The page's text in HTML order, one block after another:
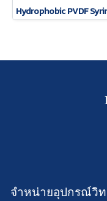
จำหน่ายอุปกรณ์วิท